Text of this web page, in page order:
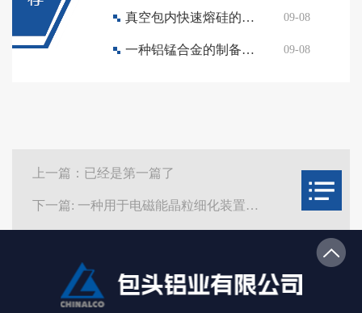
真空包内快速熔硅的铝硅合金化方法 09-08
一种铝锰合金的制备方法 09-08
上一篇：已经是第一篇了
下一篇: 一种用于电磁能晶粒细化装置的升降机构